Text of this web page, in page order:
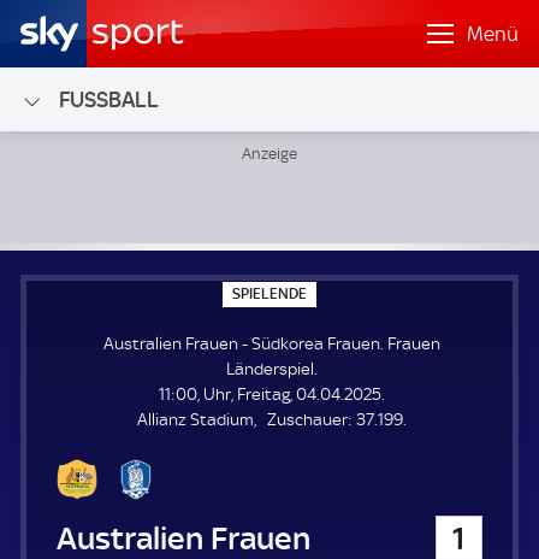
Menü
FUSSBALL
SPIELENDE
P
E
L
E
N
E
Australien Frauen - Südkorea Frauen. Frauen
Länderspiel.
11:00, Uhr, Freitag, 04.04.2025.
Allianz Stadium
Zuschauer: Z
37.199.
Australien Frauen 1